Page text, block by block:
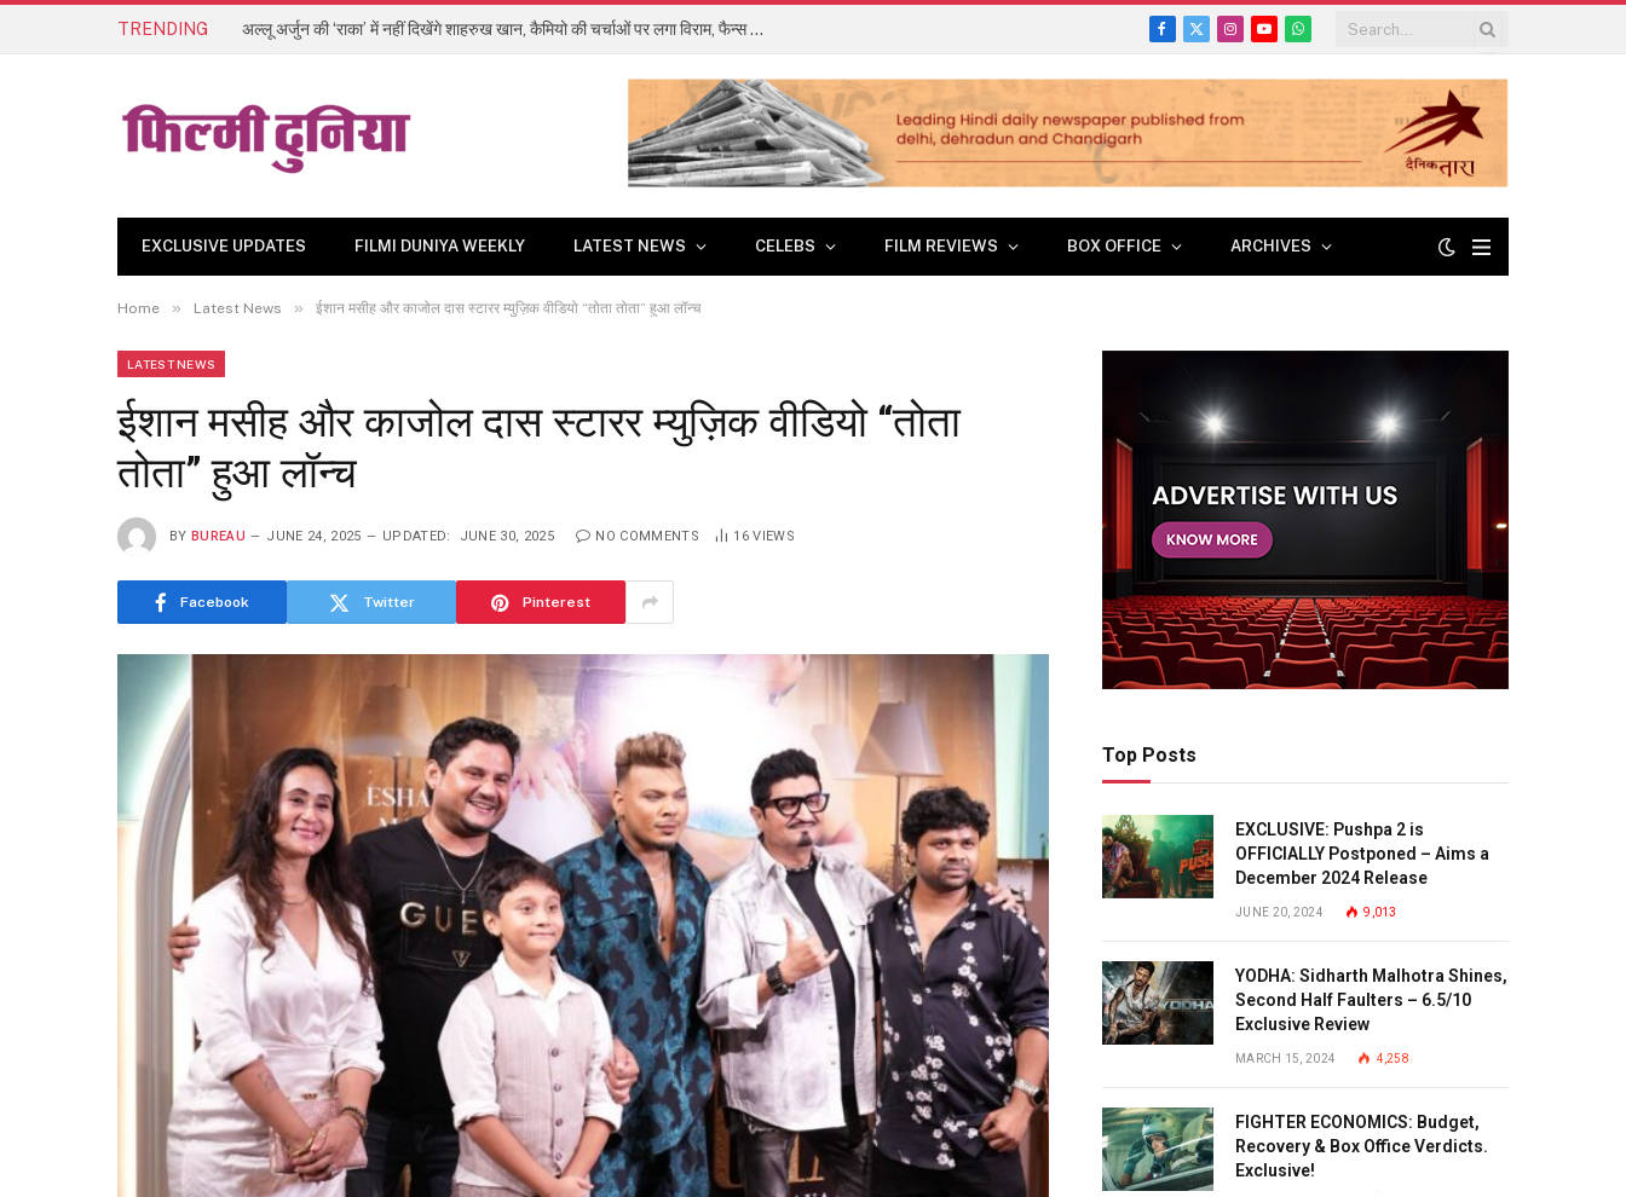
TRENDING अल्लू अर्जुन की ‘राका’ में नहीं दिखेंगे शाहरुख खान, कैमियो की चर्चाओं पर लगा विराम, फैन्स को झटका
Facebook
X
Instagram
YouTubeWhatsApp
EXCLUSIVE UPDATES FILMI DUNIYA WEEKLY LATEST NEWS CELEBS FILM REVIEWS BOX OFFICE ARCHIVES
Home » Latest News » ईशान मसीह और काजोल दास स्टारर म्युज़िक वीडियो “तोता तोता” हुआ लॉन्च
LATEST NEWS
ईशान मसीह और काजोल दास स्टारर म्युज़िक वीडियो “तोता
तोता” हुआ लॉन्च
BY BUREAU JUNE 24, 2025 UPDATED: JUNE 30, 2025 NO COMMENTS 16VIEWS
Facebook Twitter Pinterest
Top Posts
EXCLUSIVE: Pushpa 2 is
OFFICIALLY Postponed – Aims a
December 2024 Release
JUNE 20, 2024 9,013
YODHA: Sidharth Malhotra Shines,
Second Half Faulters – 6.5/10
Exclusive Review
MARCH 15, 2024 4,258
FIGHTER ECONOMICS: Budget,
Recovery & Box Office Verdicts.
Exclusive!